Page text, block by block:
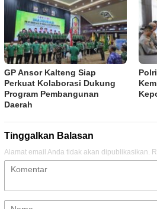
GP Ansor Kalteng Siap
Perkuat Kolaborasi Dukung
Program Pembangunan
Daerah
Tinggalkan Balasan
Alamat email Anda tidak akan dipublikasikan.